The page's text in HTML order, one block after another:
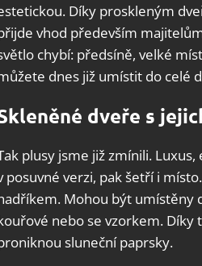
Díky proskleným
vhod především
chybí: předsíně, velké
dnes již umístit do celé
dveře s
plusy jsme již zmínili.
posuvné verzi, pak šetří i
Mohou být umístěny
nebo se vzorkem.
sluneční paprsky.